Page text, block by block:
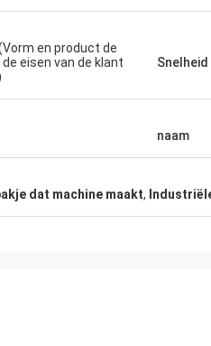
De machines zijn zeer
van goede kwaliteit.
en product de
eisen van de klant
Snelheid
naam
dat machine maakt,